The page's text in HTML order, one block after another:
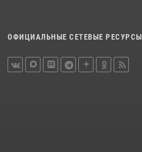
ОФИЦИАЛЬНЫЕ СЕТЕВЫЕ РЕСУРСЫ